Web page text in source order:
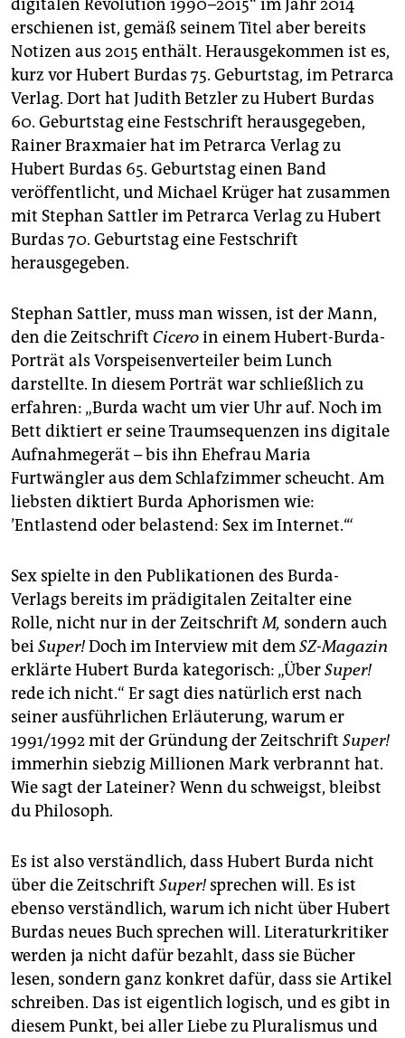
digitalen Revolution 1990–2015“ im Jahr 2014
erschienen ist, gemäß seinem Titel aber bereits
Notizen aus 2015 enthält. Herausgekommen ist es,
kurz vor Hubert Burdas 75. Geburtstag, im Petrarca
Verlag. Dort hat Judith Betzler zu Hubert Burdas
60. Geburtstag eine Festschrift herausgegeben,
Rainer Braxmaier hat im Petrarca Verlag zu
Hubert Burdas 65. Geburtstag einen Band
veröffentlicht, und Michael Krüger hat zusammen
mit Stephan Sattler im Petrarca Verlag zu Hubert
Burdas 70. Geburtstag eine Festschrift
herausgegeben.
Stephan Sattler, muss man wissen, ist der Mann,
den die Zeitschrift Ciceroin einem Hubert-Burda-
Porträt als Vorspeisenverteiler beim Lunch
darstellte. In diesem Porträt war schließlich zu
erfahren: „Burda wacht um vier Uhr auf. Noch im
Bett diktiert er seine Traumsequenzen ins digitale
Aufnahmegerät – bis ihn Ehefrau Maria
Furtwängler aus dem Schlafzimmer scheucht. Am
liebsten diktiert Burda Aphorismen wie:
’Entlastend oder belastend: Sex im Internet.‘“
Sex spielte in den Publikationen des Burda-
Verlags bereits im prädigitalen Zeitalter eine
Rolle, nicht nur in der ZeitschriftM, sondern auch
beiSuper!Doch im Interview mit demSZ-Magazin
erklärte Hubert Burda kategorisch: „ÜberSuper!
rede ich nicht.“ Er sagt dies natürlich erst nach
seiner ausführlichen Erläuterung, warum er
1991/1992 mit der Gründung der Zeitschrift Super!
immerhin siebzig Millionen Mark verbrannt hat.
Wie sagt der Lateiner? Wenn du schweigst, bleibst
du Philosoph.
Es ist also verständlich, dass Hubert Burda nicht
über die Zeitschrift Super! sprechen will. Es ist
ebenso verständlich, warum ich nicht über Hubert
Burdas neues Buch sprechen will. Literaturkritiker
werden ja nicht dafür bezahlt, dass sie Bücher
lesen, sondern ganz konkret dafür, dass sie Artikel
schreiben. Das ist eigentlich logisch, und es gibt in
diesem Punkt, bei aller Liebe zu Pluralismus und